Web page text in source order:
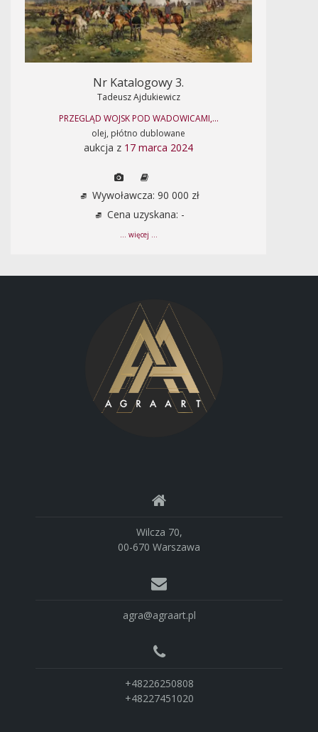
Nr Katalogowy 3.
Tadeusz Ajdukiewicz
PRZEGLĄD WOJSK POD WADOWICAMI,...
olej, płótno dublowane
aukcja z 17 marca 2024
Wywoławcza: 90 000 zł
Cena uzyskana: -
... więcej ...
Wilcza 70,
00-670 Warszawa
agra@agraart.pl
+48226250808
+48227451020